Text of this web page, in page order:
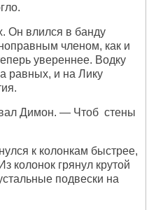
Он влился в банду
членом, как и
увереннее. Водку
равных, и на Лику
Димон. — Чтоб стены
к колонкам быстрее,
колонок грянул крутой
подвески на